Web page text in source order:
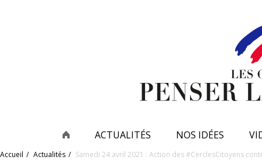
ACTUALITÉS NOS IDÉES
Accueil Actualités Samedi 24 avril 2021 : Action des #CerclesCitoyens